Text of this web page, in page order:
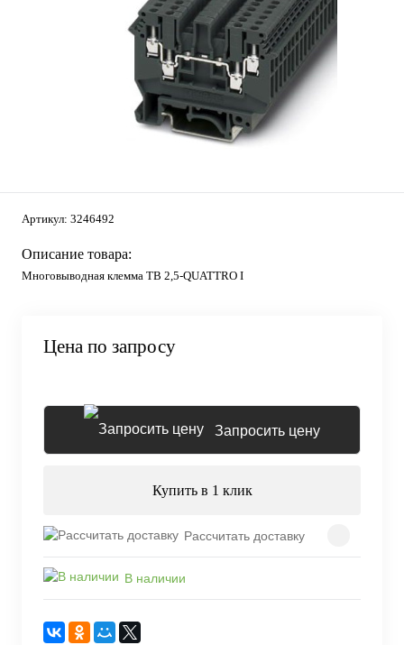
Артикул: 3246492
Описание товара:
Многовыводная клемма TB 2,5-QUATTRO I
Цена по запросу
Запросить цену
Купить в 1 клик
Рассчитать доставку
В наличии